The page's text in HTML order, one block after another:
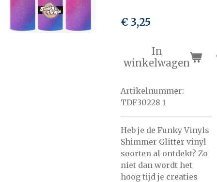
€ 3,25
In
winkelwagen
Artikelnummer:
TDF30228 1
Heb je de Funky Vinyls
Shimmer Glitter vinyl
soorten al ontdekt? Zo
niet dan wordt het
hoog tijd je creaties